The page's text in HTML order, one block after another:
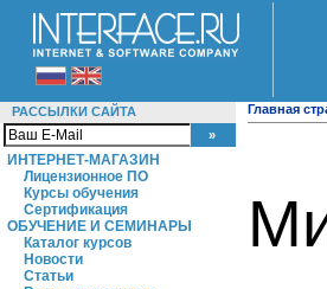
РАССЫЛКИ САЙТА
ИНТЕРНЕТ-МАГАЗИН
Лицензионное ПО
Курсы обучения
Сертификация
ОБУЧЕНИЕ И СЕМИНАРЫ
Каталог курсов
Новости
Статьи
Главная